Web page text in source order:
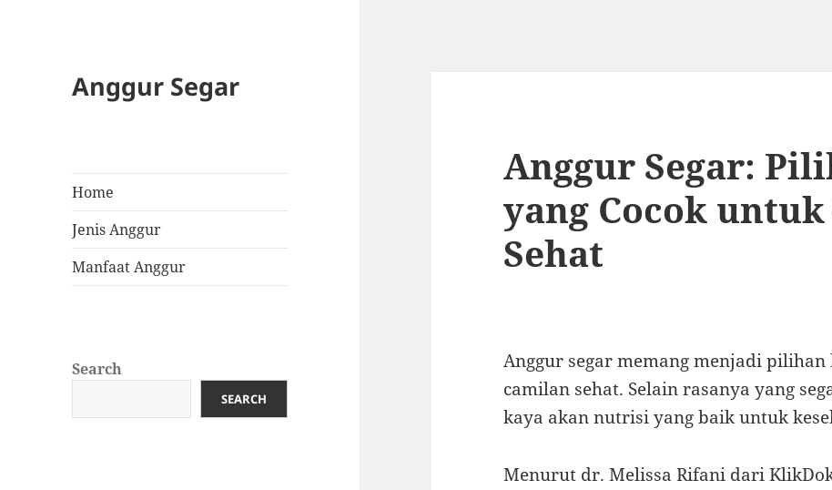
Anggur Segar
Home
Jenis Anggur
Manfaat Anggur
Search
SEARCH
Anggur Segar:
yang Cocok
Sehat
Anggur segar memang menjadi
camilan sehat. Selain rasanya yang
kaya akan nutrisi yang baik untuk
Menurut dr. Melissa Rifani dari